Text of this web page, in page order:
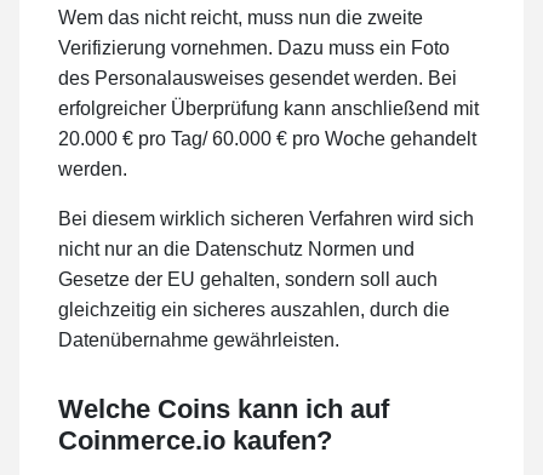
Wem das nicht reicht, muss nun die zweite
Verifizierung vornehmen. Dazu muss ein Foto
des Personalausweises gesendet werden. Bei
erfolgreicher Überprüfung kann anschließend mit
20.000 € pro Tag/ 60.000 € pro Woche gehandelt
werden.
Bei diesem wirklich sicheren Verfahren wird sich
nicht nur an die Datenschutz Normen und
Gesetze der EU gehalten, sondern soll auch
gleichzeitig ein sicheres auszahlen, durch die
Datenübernahme gewährleisten.
Welche Coins kann ich auf
Coinmerce.io kaufen?